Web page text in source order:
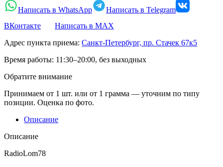
Написать в WhatsApp
Написать в Telegram
ВКонтакте
Написать в MAX
Адрес пункта приема: Санкт-Петербург, пр. Стачек 67к5
Время работы: 11:30–20:00, без выходных
Обратите внимание
Принимаем от 1 шт. или от 1 грамма — уточним по типу
позиции. Оценка по фото.
Описание
Описание
RadioLom78